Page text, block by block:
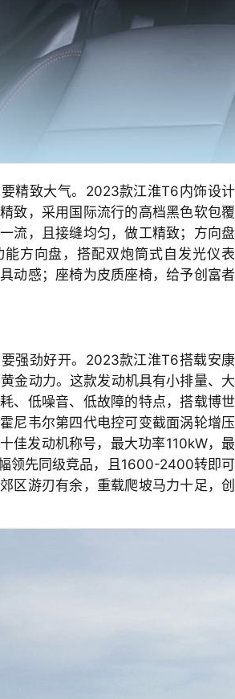
精致大气。2023款江淮T6内饰设计
致，采用国际流行的高档黑色软包覆
流，且接缝均匀，做工精致；方向盘
方向盘，搭配双炮筒式自发光仪表
动感；座椅为皮质座椅，给予创富者
强劲好开。2023款江淮T6搭载安康
金动力。这款发动机具有小排量、大
、低噪音、低故障的特点，搭载博世
尼韦尔第四代电控可变截面涡轮增压
佳发动机称号，最大功率110kW，最
领先同级竞品，且1600-2400转即可
区游刃有余，重载爬坡马力十足，创